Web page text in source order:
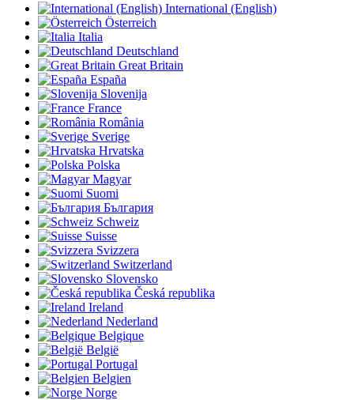
International (English)
Österreich
Italia
Deutschland
Great Britain
España
Slovenija
France
România
Sverige
Hrvatska
Polska
Magyar
Suomi
България
Schweiz
Suisse
Svizzera
Switzerland
Slovensko
Česká republika
Ireland
Nederland
Belgique
België
Portugal
Belgien
Norge